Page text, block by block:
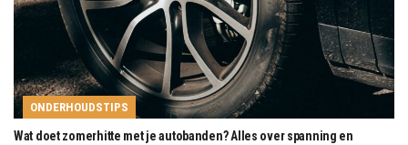
ONDERHOUDSTIPS
Wat doet zomerhitte met je autobanden? Alles over spanning en